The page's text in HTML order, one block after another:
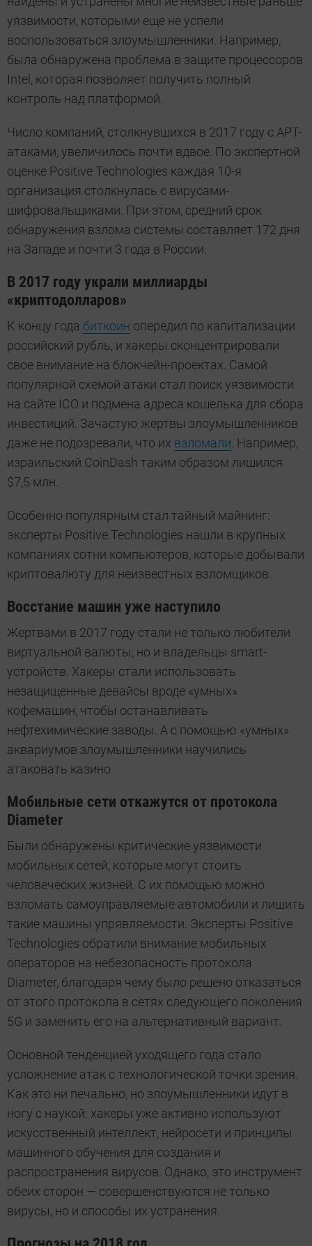
уязвимости, которыми еще не успели
воспользоваться злоумышленники. Например,
была обнаружена проблема в защите процессоров
Intel, которая позволяет получить полный
контроль над платформой.
Число компаний, столкнувшихся в 2017 году с APT-
атаками, увеличилось почти вдвое. По экспертной
оценке Positive Technologies каждая 10-я
организация столкнулась с вирусами-
шифровальщиками. При этом, средний срок
обнаружения взлома системы составляет 172 дня
на Западе и почти 3 года в России.
В 2017 году украли миллиарды
«криптодолларов»
К концу года биткоин опередил по капитализации
российский рубль, и хакеры сконцентрировали
свое внимание на блокчейн-проектах. Самой
популярной схемой атаки стал поиск уязвимости
на сайте ICO и подмена адреса кошелька для сбора
инвестиций. Зачастую жертвы злоумышленников
даже не подозревали, что их взломали. Например,
израильский CoinDash таким образом лишился
$7,5 млн.
Особенно популярным стал тайный майнинг:
эксперты Positive Technologies нашли в крупных
компаниях сотни компьютеров, которые добывали
криптовалюту для неизвестных взломщиков.
Восстание машин уже наступило
Жертвами в 2017 году стали не только любители
виртуальной валюты, но и владельцы smart-
устройств. Хакеры стали использовать
незащищенные девайсы вроде «умных»
кофемашин, чтобы останавливать
нефтехимические заводы. А с помощью «умных»
аквариумов злоумышленники научились
атаковать казино.
Мобильные сети откажутся от протокола
Diameter
Были обнаружены критические уязвимости
мобильных сетей, которые могут стоить
человеческих жизней. С их помощью можно
взломать самоуправляемые автомобили и лишить
такие машины упрявляемости. Эксперты Positive
Technologies обратили внимание мобильных
операторов на небезопасность протокола
Diameter, благодаря чему было решено отказаться
от этого протокола в сетях следующего поколения
5G и заменить его на альтернативный вариант.
Основной тенденцией уходящего года стало
усложнение атак с технологической точки зрения.
Как это ни печально, но злоумышленники идут в
ногу с наукой: хакеры уже активно используют
искусственный интеллект, нейросети и принципы
машинного обучения для создания и
распространения вирусов. Однако, это инструмент
обеих сторон — совершенствуются не только
вирусы, но и способы их устранения.